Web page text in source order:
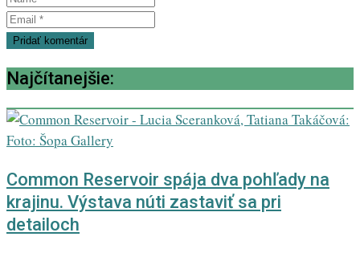
Najčítanejšie:
Common Reservoir spája dva pohľady na
krajinu. Výstava núti zastaviť sa pri
detailoch